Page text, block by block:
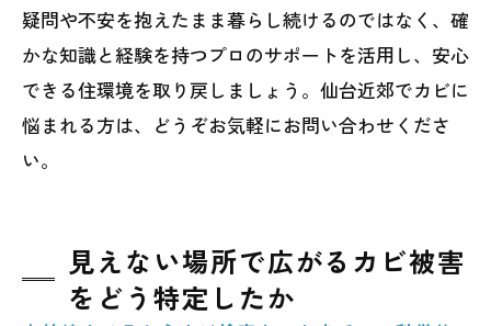
疑問や不安を抱えたまま暮らし続けるのではなく、確
かな知識と経験を持つプロのサポートを活用し、安心
できる住環境を取り戻しましょう。仙台近郊でカビに
悩まれる方は、どうぞお気軽にお問い合わせくださ
い。
見えない場所で広がるカビ被害
をどう特定したか